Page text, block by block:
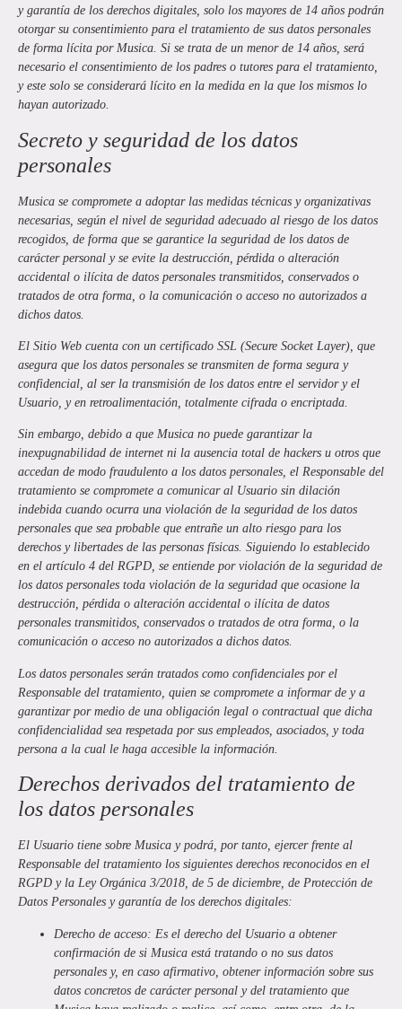
y garantía de los derechos digitales, solo los mayores de 14 años podrán
otorgar su consentimiento para el tratamiento de sus datos personales
de forma lícita por Musica. Si se trata de un menor de 14 años, será
necesario el consentimiento de los padres o tutores para el tratamiento,
y este solo se considerará lícito en la medida en la que los mismos lo
hayan autorizado.
Secreto y seguridad de los datos
personales
Musica se compromete a adoptar las medidas técnicas y organizativas
necesarias, según el nivel de seguridad adecuado al riesgo de los datos
recogidos, de forma que se garantice la seguridad de los datos de
carácter personal y se evite la destrucción, pérdida o alteración
accidental o ilícita de datos personales transmitidos, conservados o
tratados de otra forma, o la comunicación o acceso no autorizados a
dichos datos.
El Sitio Web cuenta con un certificado SSL (Secure Socket Layer), que
asegura que los datos personales se transmiten de forma segura y
confidencial, al ser la transmisión de los datos entre el servidor y el
Usuario, y en retroalimentación, totalmente cifrada o encriptada.
Sin embargo, debido a que Musica no puede garantizar la
inexpugnabilidad de internet ni la ausencia total de hackers u otros que
accedan de modo fraudulento a los datos personales, el Responsable del
tratamiento se compromete a comunicar al Usuario sin dilación
indebida cuando ocurra una violación de la seguridad de los datos
personales que sea probable que entrañe un alto riesgo para los
derechos y libertades de las personas físicas. Siguiendo lo establecido
en el artículo 4 del RGPD, se entiende por violación de la seguridad de
los datos personales toda violación de la seguridad que ocasione la
destrucción, pérdida o alteración accidental o ilícita de datos
personales transmitidos, conservados o tratados de otra forma, o la
comunicación o acceso no autorizados a dichos datos.
Los datos personales serán tratados como confidenciales por el
Responsable del tratamiento, quien se compromete a informar de y a
garantizar por medio de una obligación legal o contractual que dicha
confidencialidad sea respetada por sus empleados, asociados, y toda
persona a la cual le haga accesible la información.
Derechos derivados del tratamiento de
los datos personales
El Usuario tiene sobre Musica y podrá, por tanto, ejercer frente al
Responsable del tratamiento los siguientes derechos reconocidos en el
RGPD y la Ley Orgánica 3/2018, de 5 de diciembre, de Protección de
Datos Personales y garantía de los derechos digitales:
Derecho de acceso: Es el derecho del Usuario a obtener
confirmación de si Musica está tratando o no sus datos
personales y, en caso afirmativo, obtener información sobre sus
datos concretos de carácter personal y del tratamiento que